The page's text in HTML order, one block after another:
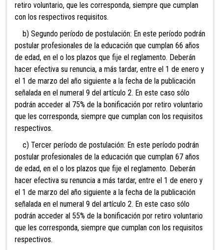
retiro voluntario, que les corresponda, siempre que cumplan
con los respectivos requisitos.
b) Segundo período de postulación: En este período podrán
postular profesionales de la educación que cumplan 66 años
de edad, en el o los plazos que fije el reglamento. Deberán
hacer efectiva su renuncia, a más tardar, entre el 1 de enero y
el 1 de marzo del año siguiente a la fecha de la publicación
señalada en el numeral 9 del artículo 2. En este caso sólo
podrán acceder al 75% de la bonificación por retiro voluntario
que les corresponda, siempre que cumplan con los requisitos
respectivos.
c) Tercer período de postulación: En este período podrán
postular profesionales de la educación que cumplan 67 años
de edad, en el o los plazos que fije el reglamento. Deberán
hacer efectiva su renuncia a más tardar, entre el 1 de enero y
el 1 de marzo del año siguiente a la fecha de la publicación
señalada en el numeral 9 del artículo 2. En este caso sólo
podrán acceder al 55% de la bonificación por retiro voluntario
que les corresponda, siempre que cumplan con los requisitos
respectivos.